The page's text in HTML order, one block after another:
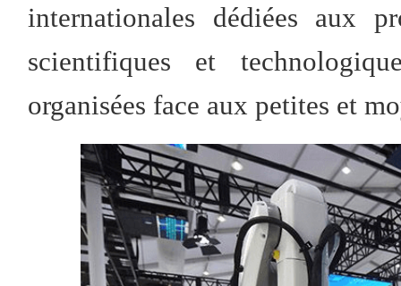
internationales dédiées aux
scientifiques et
organisées face aux petites et